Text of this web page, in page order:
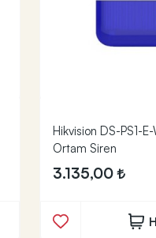
Hikvision DS-PS1-
Ortam Siren
3.135,00